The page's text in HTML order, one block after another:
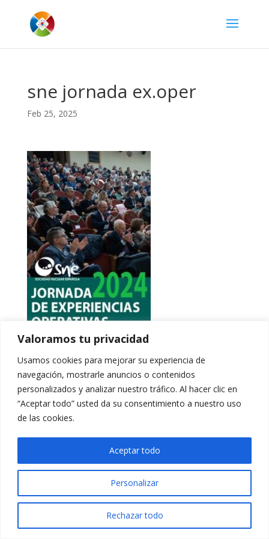
Valoramos tu privacidad
Usamos cookies para mejorar su experiencia de
navegación, mostrarle anuncios o contenidos
personalizados y analizar nuestro tráfico. Al hacer clic en
“Aceptar todo” usted da su consentimiento a nuestro uso
de las cookies.
Personalizar
Rechazar todo
Aceptar todo
sne jornada ex.oper
Feb 25, 2025